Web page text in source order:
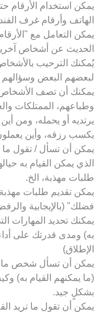
الهاتف وأرقام غرف
يمكن التعامل مع
الحديث عن أشخاص
يُمكنك الترحيب
لبعضهم البعض وسؤالهم
يمكنك أن تصف
وطباعهم، الممتلكات
يرتديه أو يحمله، ومن
يكسب رزقه، وأين
يمكن أن تسأل / تقول
الذي يمكن القيام به
طلبات مهذبة، الخ.
يمكن تقديم طلبات
فضلك" (بالإيجابية
يمكنك تحديد المهارات
به) ومدى قدرتك على
الإطلاق)
يمكن أن تسأل شخص ما
(ما يمكنهم القيام به)
بشكلٍ جيد.
يمكن أن تقول ما تريد